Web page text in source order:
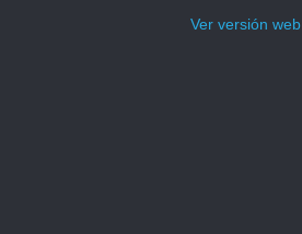
Ver versión web